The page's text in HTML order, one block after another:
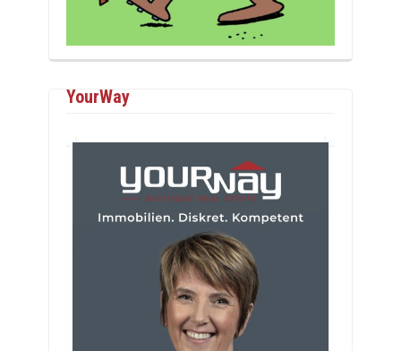
YourWay